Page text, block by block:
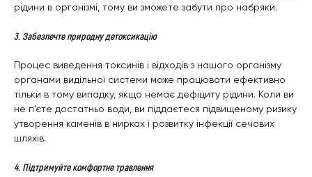
рідини в організмі, тому ви зможете забути про набряки.
3. Забезпечте природну детоксикацію
Процес виведення токсинів і відходів з нашого організму
органами видільної системи може працювати ефективно
тільки в тому випадку, якщо немає дефіциту рідини. Коли ви
не п’єте достатньо води, ви піддаєтеся підвищеному ризику
утворення каменів в нирках і розвитку інфекції сечових
шляхів.
4. Підтримуйте комфортне травлення